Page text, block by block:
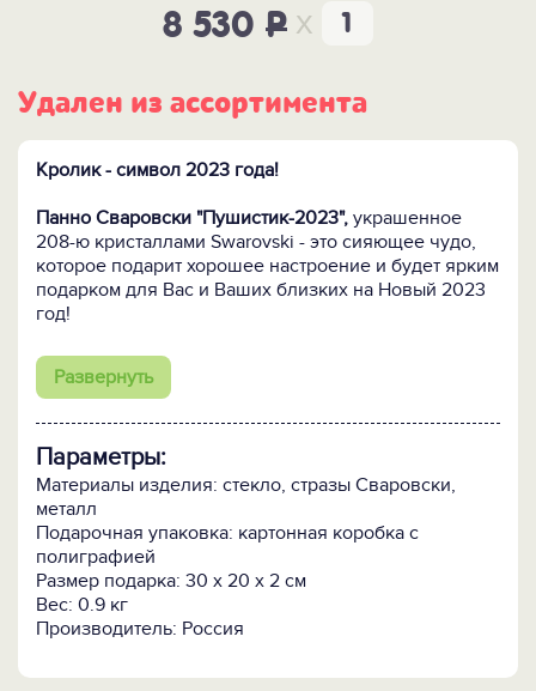
8 530 P x
Удален из ассортимента
Кролик - символ 2023 года!
Панно Сваровски "Пушистик-2023", украшенное
208-ю кристаллами Swarovski - это сияющее чудо,
которое подарит хорошее настроение и будет ярким
подарком для Вас и Ваших близких на Новый 2023
год!
ПОСМОТРИТЕ ЕЩЕ:
-
Все елочные шары Сваровски и украшения >>
Развернуть
Параметры:
Материалы изделия: стекло, стразы Сваровски,
металл
Подарочная упаковка: картонная коробка с
полиграфией
Размер подарка: 30 х 20 х 2 см
Вес: 0.9 кг
Производитель: Россия